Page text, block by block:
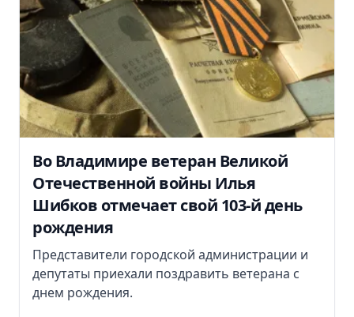
Во Владимире ветеран Великой
Отечественной войны Илья
Шибков отмечает свой 103-й день
рождения
Представители городской администрации и
депутаты приехали поздравить ветерана с
днем рождения.